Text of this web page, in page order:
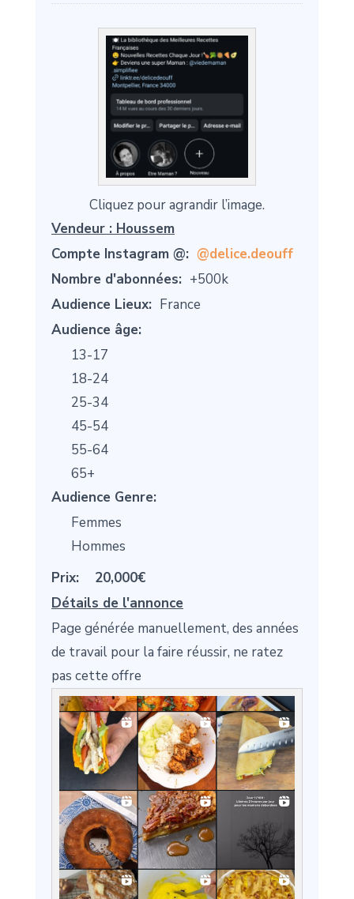
Cliquez pour agrandir l’image.
Vendeur : Houssem
Compte Instagram @: @delice.deouff
Nombre d'abonnées: +500k
Audience Lieux: France
Audience âge:
13-17
18-24
25-34
45-54
55-64
65+
Audience Genre:
Femmes
Hommes
Prix:
20,000€
Détails de l'annonce
Page générée manuellement, des années
de travail pour la faire réussir, ne ratez
pas cette offre